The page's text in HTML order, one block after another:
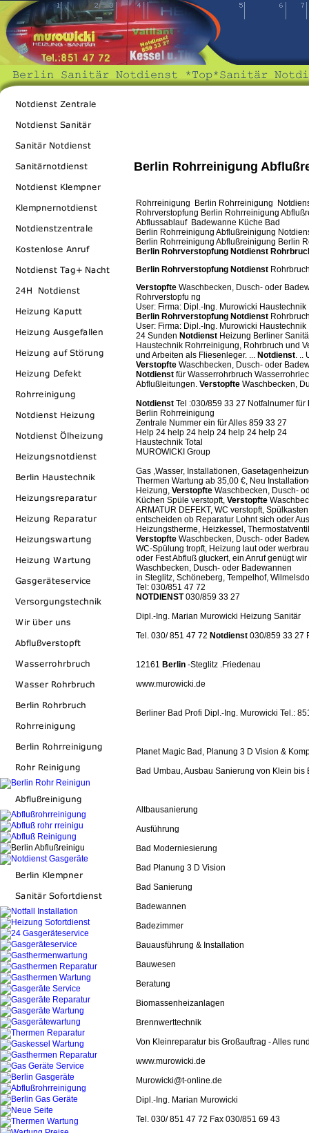
Berlin Rohrreinigung
Rohrreinigung Berlin Rohrreinigung
Rohrverstopfung Berlin Rohrreinigung
Abflussablauf Badewanne Küche Bad
Berlin Rohrreinigung Abflußreinigung
Berlin Rohrreinigung Abflußreinigung Berlin
Berlin Rohrverstopfung Notdienst
Berlin Rohrverstopfung Notdienst
Verstopfte Waschbecken, Dusch- oder
Rohrverstopfu ng
User: Firma: Dipl.-Ing. Murowicki Haustechnik
Berlin Rohrverstopfung Notdienst
User: Firma: Dipl.-Ing. Murowicki Haustechnik
24 Sunden Notdienst Heizung Berliner
Haustechnik Rohrreinigung, Rohrbruch und
und Arbeiten als Fliesenleger. ... Notdienst. ..
Verstopfte Waschbecken, Dusch- oder
Notdienst für Wasserrohrbruch
Abflußleitungen. Verstopfte Waschbecken,
Notdienst Tel :030/859 33 27 Notfalnumer für
Berlin Rohrreinigung
Zentrale Nummer ein für Alles 859 33 27
Help 24 help 24 help 24 help 24 help 24
Haustechnik Total
MUROWICKI Group
Gas ,Wasser, Installationen,
Thermen Wartung ab 35,00 €, Neu
Heizung, Verstopfte Waschbecken, Dusch-
Küchen Spüle verstopft, Verstopfte
ARMATUR DEFEKT, WC verstopft,
entscheiden ob Reparatur Lohnt sich oder
Heizungstherme, Heizkessel,
Verstopfte Waschbecken, Dusch- oder
WC-Spülung tropft, Heizung laut oder
oder Fest Abfluß gluckert, ein Anruf genügt
Waschbecken, Dusch- oder Badewannen
in Steglitz, Schöneberg, Tempelhof,
Tel: 030/851 47 72
NOTDIENST030/859 33 27
Dipl.-Ing. Marian Murowicki Heizung Sanitär
Tel. 030/ 851 47 72 Notdienst 030/859 33 27
12161 Berlin -Steglitz .Friedenau
www.murowicki.de
Berliner Bad Profi Dipl.-Ing. Murowicki Tel.:
Planet Magic Bad, Planung 3 D Vision &
Bad Umbau, Ausbau Sanierung von Klein bis
Altbausanierung
Ausführung
Bad Moderniesierung
Bad Planung 3 D Vision
Bad Sanierung
Badewannen
Badezimmer
Bauausführung & Installation
Bauwesen
Beratung
Biomassenheizanlagen
Brennwerttechnik
Von Kleinreparatur bis Großauftrag - Alles
www.murowicki.de
Murowicki@t-online.de
Dipl.-Ing. Marian Murowicki
Tel. 030/ 851 47 72 Fax 030/851 69 43